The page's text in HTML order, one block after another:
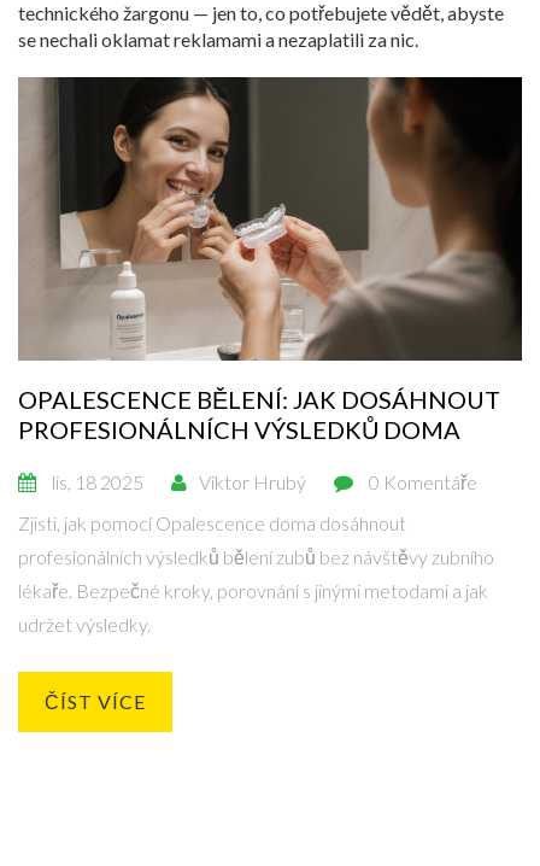
technického žargonu — jen to, co potřebujete vědět, abyste
se nechali oklamat reklamami a nezaplatili za nic.
OPALESCENCE BĚLENÍ: JAK DOSÁHNOUT
PROFESIONÁLNÍCH VÝSLEDKŮ DOMA
lis, 18 2025 Viktor Hrubý
0 Komentáře
Zjisti, jak pomocí Opalescence doma dosáhnout
profesionálních výsledků bělení zubů bez návštěvy zubního
lékaře. Bezpečné kroky, porovnání s jinými metodami a jak
udržet výsledky.
ČÍST VÍCE